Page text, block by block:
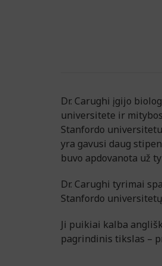
Dr. Carughi įgijo
universitete ir
Stanfordo
yra gavusi daug
buvo apdovanota už
Dr. Carughi tyrimai
Stanfordo
Ji puikiai kalba
pagrindinis tikslas –